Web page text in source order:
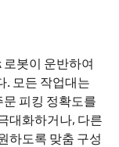
로봇이 운반하여
. 모든 작업대는
문 피킹 정확도를
대화하거나, 다른
하도록 맞춤 구성